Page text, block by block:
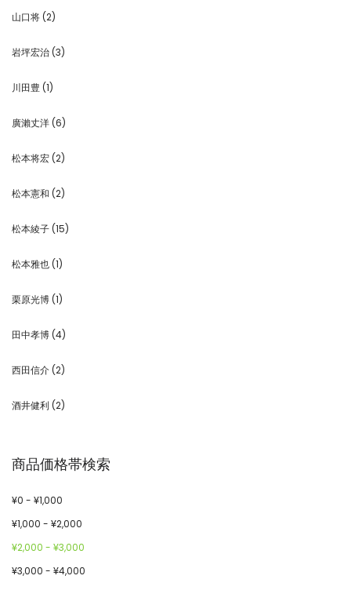
山口将 (2)
岩坪宏治 (3)
川田豊 (1)
廣瀨丈洋 (6)
松本将宏 (2)
松本憲和 (2)
松本綾子 (15)
松本雅也 (1)
栗原光博 (1)
田中孝博 (4)
西田信介 (2)
酒井健利 (2)
商品価格帯検索
¥0 - ¥1,000
¥1,000 - ¥2,000
¥2,000 - ¥3,000
¥3,000 - ¥4,000